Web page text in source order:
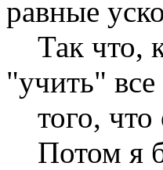
равные
Так что,
"учить"
того, что
Потом я